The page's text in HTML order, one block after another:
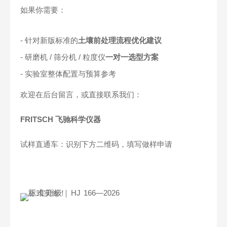
如果你需要：
- 针对新版标准的土壤前处理流程优化建议
- 研磨机 / 筛分机 / 粒度仪一对一选型方案
- 实验室整体配置与预算参考
欢迎在后台留言，或直接联系我们：
FRITSCH 飞驰科学仪器
试样直通车：识别下方二维码，填写做样申请